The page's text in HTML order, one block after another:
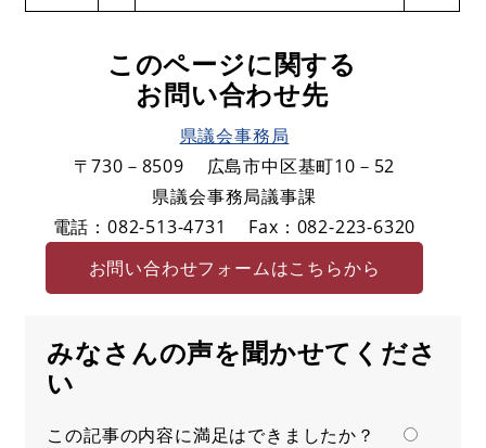
このページに関する
お問い合わせ先
県議会事務局
〒730－8509
広島市中区基町10－52
県議会事務局議事課
電話：082-513-4731
Fax：082-223-6320
お問い合わせフォームはこちらから
みなさんの声を聞かせてくださ
い
満
この記事の内容に満足はできましたか？